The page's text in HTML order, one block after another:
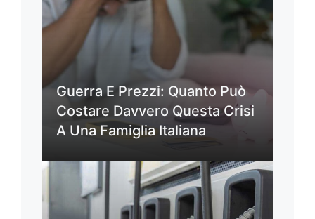
Guerra E Prezzi: Quanto Può
Costare Davvero Questa Crisi
A Una Famiglia Italiana